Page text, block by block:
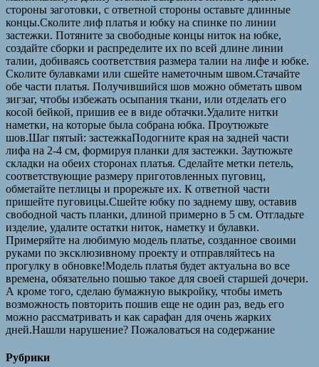
стороны заготовки, с ответной стороны оставьте длинные
концы.Сколите лиф платья и юбку на спинке по линии
застежки. Потяните за свободные концы ниток на юбке,
создайте сборки и распределите их по всей длине линии
талии, добиваясь соответствия размера талии на лифе и юбке.
Сколите булавками или сшейте наметочным швом.Стачайте
обе части платья. Получившийся шов можно обметать швом
зигзаг, чтобы избежать осыпания ткани, или отделать его
косой бейкой, пришив ее в виде обтачки.Удалите нитки
наметки, на которые была собрана юбка. Проутюжьте
шов.Шаг пятый: застежкаПодогните края на задней части
лифа на 2-4 см, формируя планки для застежки. Заутюжьте
складки на обеих сторонах платья. Сделайте метки петель,
соответствующие размеру приготовленных пуговиц,
обметайте петлицы и прорежьте их. К ответной части
пришейте пуговицы.Сшейте юбку по заднему шву, оставив
свободной часть планки, длиной примерно в 5 см. Отгладьте
изделие, удалите остатки ниток, наметку и булавки.
Примеряйте на любимую модель платье, созданное своими
руками по эксклюзивному проекту и отправляйтесь на
прогулку в обновке!Модель платья будет актуальна во все
времена, обязательно пошью такое для своей старшей дочери.
А кроме того, сделаю бумажную выкройку, чтобы иметь
возможность повторить пошив еще не один раз, ведь его
можно рассматривать и как сарафан для очень жарких
дней.Нашли нарушение? Пожаловаться на содержание
Рубрики